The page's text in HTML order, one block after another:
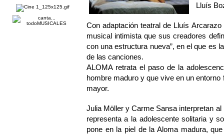
Lluís
Con adaptación teatral de Lluís
musical intimista que sus creadores
con una estructura nueva”, en el que es
de las canciones.
ALOMA retrata el paso de la
hombre maduro y que vive en un
mayor.
Julia Möller y Carme Sansa interpretan
representa a la adolescente solitaria y
pone en la piel de la Aloma madura,